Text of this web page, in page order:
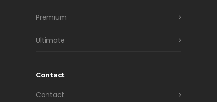
Premium
Ultimate
Contact
Contact